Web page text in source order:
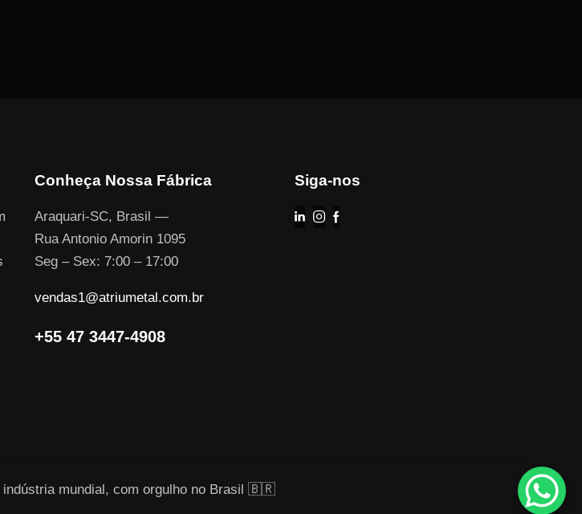
Conheça Nossa Fábrica
Araquari-SC, Brasil —
Rua Antonio Amorin 1095
Seg – Sex: 7:00 – 17:00
vendas1@atriumetal.com.br
+55 47 3447-4908
Siga-nos
mundial, com orgulho no Brasil 🇧🇷